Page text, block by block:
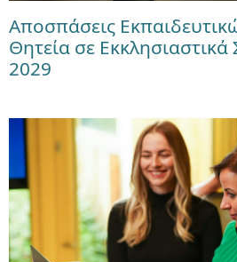
Αποσπάσεις
Θητεία σε Εκκλησιαστικά
2029